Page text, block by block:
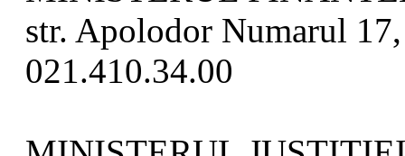
str. Apolodor Numarul
021.410.34.00